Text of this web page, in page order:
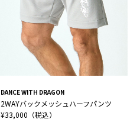
DANCE WITH DRAGON
2WAYバックメッシュハーフパンツ
¥33,000（税込）